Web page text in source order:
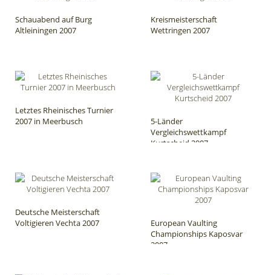
Schauabend auf Burg
Altleiningen 2007
Kreismeisterschaft
Wettringen 2007
Letztes Rheinisches Turnier
2007 in Meerbusch
5-Länder
Vergleichswettkampf
Kurtscheid 2007
Deutsche Meisterschaft
Voltigieren Vechta 2007
European Vaulting
Championships Kaposvar
2007